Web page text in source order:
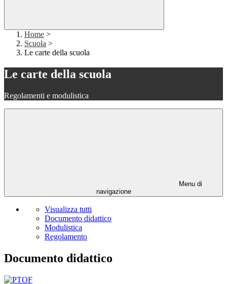
Home >
Scuola >
Le carte della scuola
Le carte della scuola
Regolamenti e modulistica
Menu di
navigazione
Visualizza tutti
Documento didattico
Modulistica
Regolamento
Documento didattico